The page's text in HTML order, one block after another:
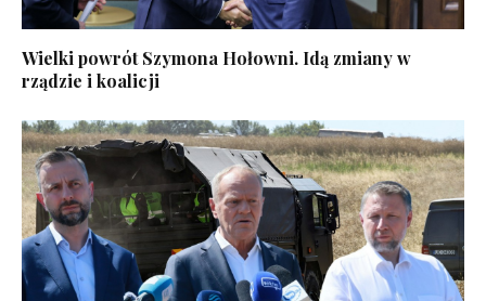
Wielki powrót Szymona Hołowni. Idą zmiany w
rządzie i koalicji